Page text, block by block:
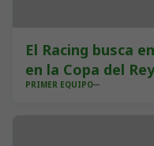
El Racing busca
en la Copa del Rey
PRIMER EQUIPO